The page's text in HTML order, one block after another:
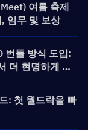
여름 축제
임무 및 보상
번들 방식 도입:
더 현명하게 구
: 첫 월드락을 빠